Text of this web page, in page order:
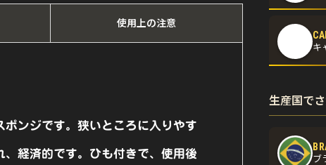
個
使用上の注意
ンジです。狭いところに入りやす
経済的です。ひも付きで、使用後
キ
生産国で
ブ